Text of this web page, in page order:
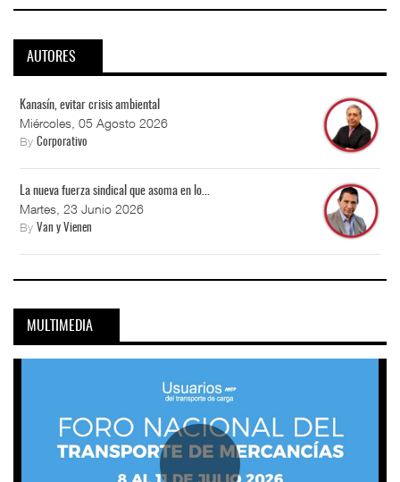
AUTORES
Kanasín, evitar crisis ambiental
Miércoles, 05 Agosto 2026
By Corporativo
La nueva fuerza sindical que asoma en lo...
Martes, 23 Junio 2026
By Van y Vienen
MULTIMEDIA